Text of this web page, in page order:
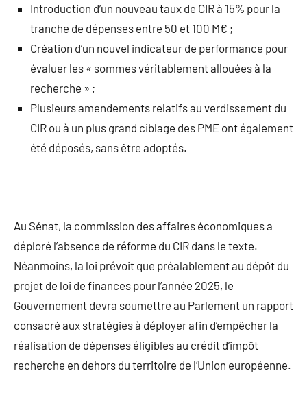
Introduction d’un nouveau taux de CIR à 15% pour la
tranche de dépenses entre 50 et 100 M€ ;
Création d’un nouvel indicateur de performance pour
évaluer les « sommes véritablement allouées à la
recherche » ;
Plusieurs amendements relatifs au verdissement du
CIR ou à un plus grand ciblage des PME ont également
été déposés, sans être adoptés.
Au Sénat, la commission des affaires économiques a
déploré l’absence de réforme du CIR dans le texte.
Néanmoins, la loi prévoit que préalablement au dépôt du
projet de loi de finances pour l’année 2025, le
Gouvernement devra soumettre au Parlement un rapport
consacré aux stratégies à déployer afin d’empêcher la
réalisation de dépenses éligibles au crédit d’impôt
recherche en dehors du territoire de l’Union européenne.